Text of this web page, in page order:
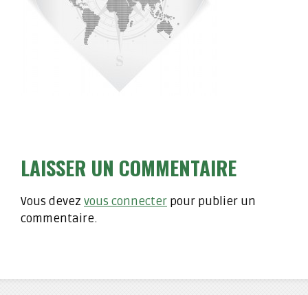
LAISSER UN COMMENTAIRE
Vous devez vous connecter pour publier un
commentaire.